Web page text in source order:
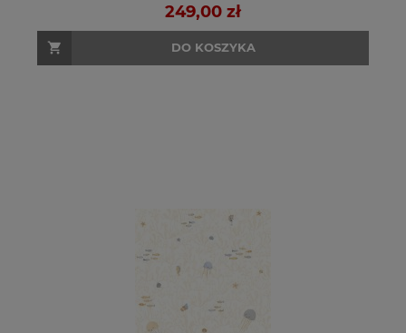
249,00 zł
DO KOSZYKA